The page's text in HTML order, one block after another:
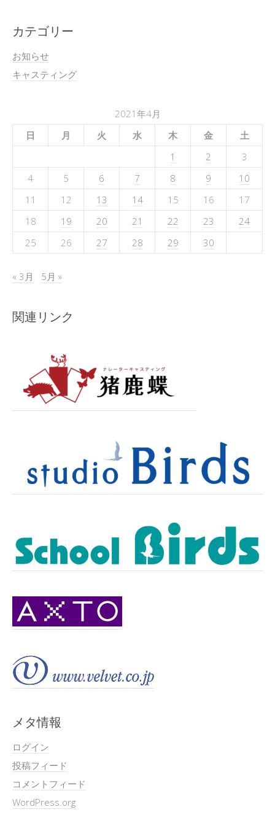
カテゴリー
お知らせ
キャスティング
2021年4月
日
月 火 水 木 金
土
1
2
3
4
5 6 7 8 9
10
11
12 13 14 15 16
17
18
19 20 21 22 23
24
25
26 27 28 29 30
« 3月 5月 »
関連リンク
メタ情報
ログイン
投稿フィード
コメントフィード
WordPress.org